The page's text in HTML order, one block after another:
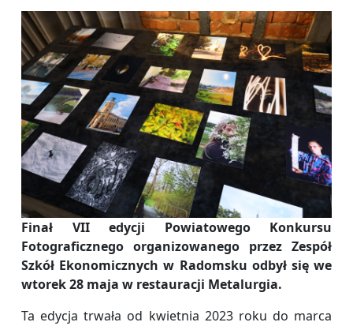
Finał VII edycji Powiatowego Konkursu
Fotograficznego organizowanego przez Zespół
Szkół Ekonomicznych w Radomsku odbył się we
wtorek 28 maja w restauracji Metalurgia.
Ta edycja trwała od kwietnia 2023 roku do marca